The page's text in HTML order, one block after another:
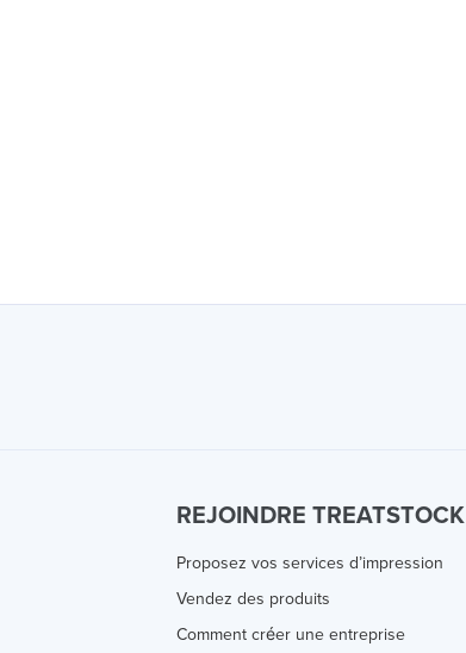
REJOINDRE TREATSTOCK
Proposez vos services d’impression
Vendez des produits
Comment créer une entreprise